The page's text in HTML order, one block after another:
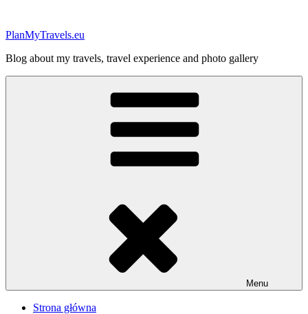
treści
PlanMyTravels.eu
Blog about my travels, travel experience and photo gallery
Menu
Strona główna